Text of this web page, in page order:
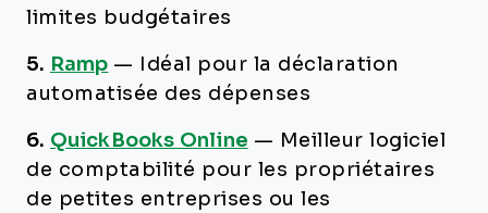
limites budgétaires
5. Ramp —
Idéal pour la déclaration
automatisée des dépenses
6. QuickBooks Online — Meilleur logiciel
de comptabilité pour les propriétaires
de petites entreprises ou les